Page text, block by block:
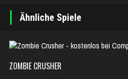
Ähnliche Spiele
ZOMBIE CRUSHER